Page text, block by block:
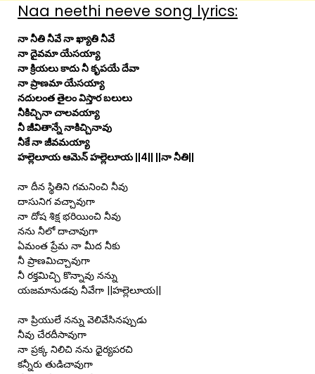
Naa neethi neeve song lyrics:
నా నీతి నీవే నా ఖ్యాతి నీవే
నా దైవమా యేసయ్యా
నా క్రియలు కాదు నీ కృపయే దేవా
నా ప్రాణమా యేసయ్యా
నదులంత తైలం విస్తార బలులు
నీకిచ్చినా చాలవయ్యా
నీ జీవితాన్నే నాకిచ్చినావు
నీకే నా జీవమయ్యా
హల్లెలూయ ఆమెన్ హల్లెలూయ ||4|| ||నా నీతి||
నా దీన స్థితిని గమనించి నీవు
దాసునిగ వచ్చావుగా
నా దోష శిక్ష భరియించి నీవు
నను నీలో దాచావుగా
ఏమంత ప్రేమ నా మీద నీకు
నీ ప్రాణమిచ్చావుగా
నీ రక్తమిచ్చి కొన్నావు నన్ను
యజమానుడవు నీవేగా ||హల్లెలూయ||
నా ప్రియులే నన్ను వెలివేసినప్పుడు
నీవు చేరదీసావుగా
నా ప్రక్క నిలిచి నను ధైర్యపరచి
కన్నీరు తుడిచావుగా